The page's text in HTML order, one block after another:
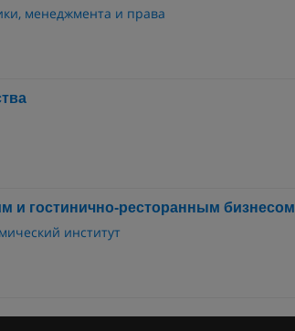
менеджмента и права
и гостинично-ресторанным бизнесом
институт